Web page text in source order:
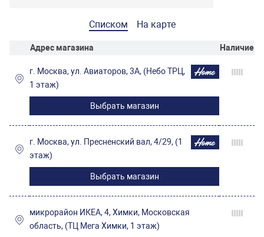
Списком На карте
Адрес магазина Наличие
г. Москва, ул. Авиаторов, 3А, (Небо ТРЦ,
1 этаж)
Выбрать магазин
г. Москва, ул. Пресненский вал, 4/29, (1
этаж)
Выбрать магазин
микрорайон ИКЕА, 4, Химки, Московская
область, (ТЦ Мега Химки, 1 этаж)